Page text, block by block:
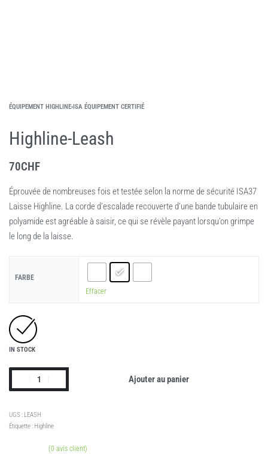
ÉQUIPEMENT HIGHLINE›ISA ÉQUIPEMENT CERTIFIÉ
Highline-Leash
70CHF
Éprouvée de nombreuses fois et testée selon la norme de sécurité ISA37
Laisse Highline. La corde d’escalade recouverte d’une bande tubulaire en
polyamide est agréable à saisir, ce qui se révèle payant lorsqu’on grimpe
le long de la laisse.
FARBE
Effacer
IN STOCK
Ajouter au panier
LEASH
Étiquette : Highline
(0 avis client)